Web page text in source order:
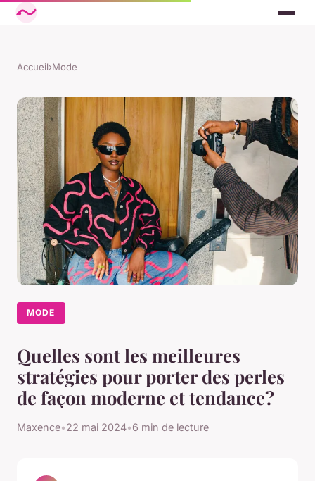
Accueil›Mode
MODE
Quelles sont les meilleures
stratégies pour porter des perles
de façon moderne et tendance?
Maxence•22 mai 2024•6 min de lecture